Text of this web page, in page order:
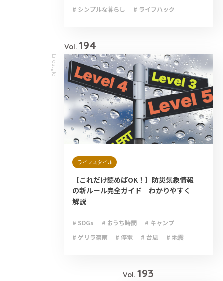
# シンプルな暮らし
# ライフハック
Lifestyle
Vol. 194
ライフスタイル
【これだけ読めばOK！】防災気象情報
の新ルール完全ガイド わかりやすく
解説
# SDGs # おうち時間
# キャンプ
# ゲリラ豪雨
# 停電 # 台風
# 地震
Vol. 193